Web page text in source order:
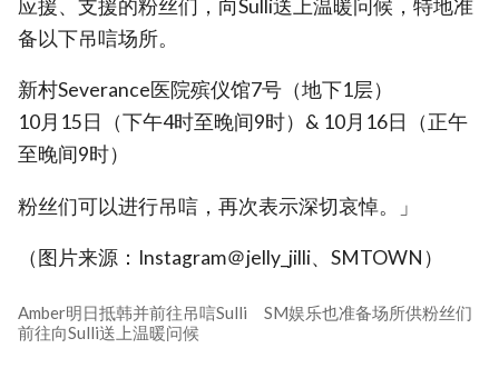
应援、支援的粉丝们，向Sulli送上温暖问候，特地准
备以下吊唁场所。
新村Severance医院殡仪馆7号（地下1层）
10月15日（下午4时至晚间9时）& 10月16日（正午
至晚间9时）
粉丝们可以进行吊唁，再次表示深切哀悼。」
（图片来源：Instagram＠jelly_jilli、SMTOWN）
Amber明日抵韩并前往吊唁Sulli SM娱乐也准备场所供粉丝们
前往向Sulli送上温暖问候